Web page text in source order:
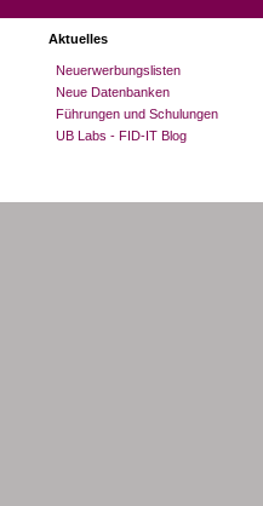
Aktuelles
Neuerwerbungslisten
Neue Datenbanken
Führungen und Schulungen
UB Labs - FID-IT Blog